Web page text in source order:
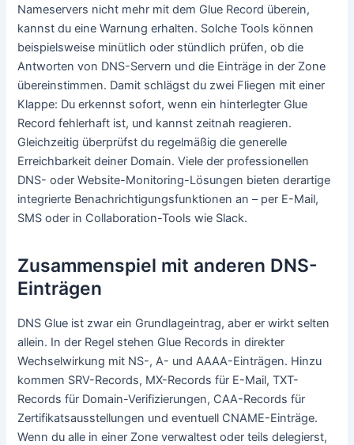
Nameservers nicht mehr mit dem Glue Record überein,
kannst du eine Warnung erhalten. Solche Tools können
beispielsweise minütlich oder stündlich prüfen, ob die
Antworten von DNS-Servern und die Einträge in der Zone
übereinstimmen. Damit schlägst du zwei Fliegen mit einer
Klappe: Du erkennst sofort, wenn ein hinterlegter Glue
Record fehlerhaft ist, und kannst zeitnah reagieren.
Gleichzeitig überprüfst du regelmäßig die generelle
Erreichbarkeit deiner Domain. Viele der professionellen
DNS- oder Website-Monitoring-Lösungen bieten derartige
integrierte Benachrichtigungsfunktionen an – per E-Mail,
SMS oder in Collaboration-Tools wie Slack.
Zusammenspiel mit anderen DNS-
Einträgen
DNS Glue ist zwar ein Grundlageintrag, aber er wirkt selten
allein. In der Regel stehen Glue Records in direkter
Wechselwirkung mit NS-, A- und AAAA-Einträgen. Hinzu
kommen SRV-Records, MX-Records für E-Mail, TXT-
Records für Domain-Verifizierungen, CAA-Records für
Zertifikatsausstellungen und eventuell CNAME-Einträge.
Wenn du alle in einer Zone verwaltest oder teils delegierst,